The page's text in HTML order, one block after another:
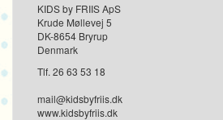
KIDS by FRIIS ApS
Krude Møllevej 5
DK-8654 Bryrup
Denmark
Tlf. 26 63 53 18
mail@kidsbyfriis.dk
www.kidsbyfriis.dk